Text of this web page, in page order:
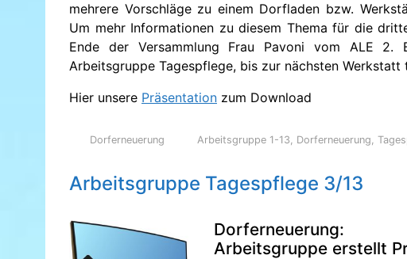
mehrere Vorschläge zu einem Dorfladen bzw.
Um mehr Informationen zu diesem Thema für die
Ende der Versammlung Frau Pavoni vom ALE 2.
Arbeitsgruppe Tagespflege, bis zur nächsten Werkstatt
Hier unsere Präsentation zum Download
Dorferneuerung Arbeitsgruppe 1-13, Dorferneuerung,
Arbeitsgruppe Tagespflege 3/13
Dorferneuerung:
Arbeitsgruppe erstellt